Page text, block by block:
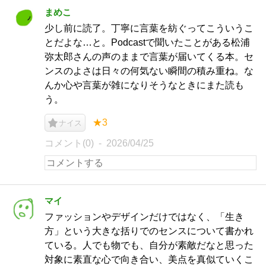
まめこ
少し前に読了。丁寧に言葉を紡ぐってこういうこ
とだよな…と。Podcastで聞いたことがある松浦
弥太郎さんの声のままで言葉が届いてくる本。セ
ンスのよさは日々の何気ない瞬間の積み重ね。な
んか心や言葉が雑になりそうなときにまた読も
う。
ナイス ★3
コメント(0) 2026/04/25
マイ
ファッションやデザインだけではなく、「生き
方」という大きな括りでのセンスについて書かれ
ている。人でも物でも、自分が素敵だなと思った
対象に素直な心で向き合い、美点を真似ていくこ